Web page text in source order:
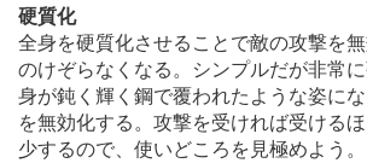
硬質化
全身を硬質化させることで敵の攻撃を
のけぞらなくなる。シンプルだが非常
身が鈍く輝く鋼で覆われたような姿に
を無効化する。攻撃を受ければ受ける
少するので、使いどころを見極めよう。